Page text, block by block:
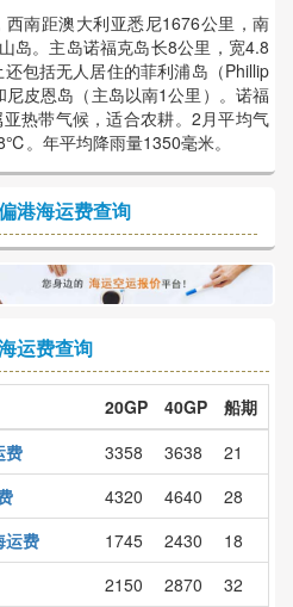
南距澳大利亚悉尼1676公里，南
岛。主岛诺福克岛长8公里，宽4.8
包括无人居住的菲利浦岛（Phillip
皮恩岛（主岛以南1公里）。诺福
热带气候，适合农耕。2月平均气
。年平均降雨量1350毫米。
港海运费查询
运费查询
20GP 40GP
船期
费
3358 3638
21
4320 4640
28
运费
1745 2430
18
2150 2870
32